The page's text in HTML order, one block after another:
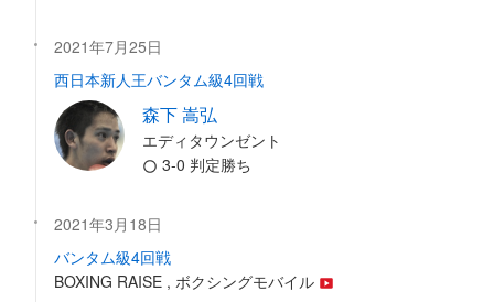
2021年7月25日
西日本新人王バンタム級4回戦
森下 嵩弘
エディタウンゼント
3-0 判定勝ち
2021年3月18日
バンタム級4回戦
BOXING RAISE , ボクシングモバイル